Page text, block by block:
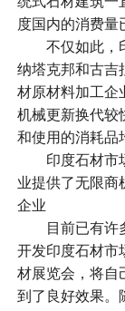
度国内的消费量
不仅如此，印
纳塔克邦和古吉
材原材料加工企
机械更新换代较
和使用的消耗品
印度石材市场
业提供了无限商
企业
目前已有许多
开发印度石材市
材展览会，将自
到了良好效果。